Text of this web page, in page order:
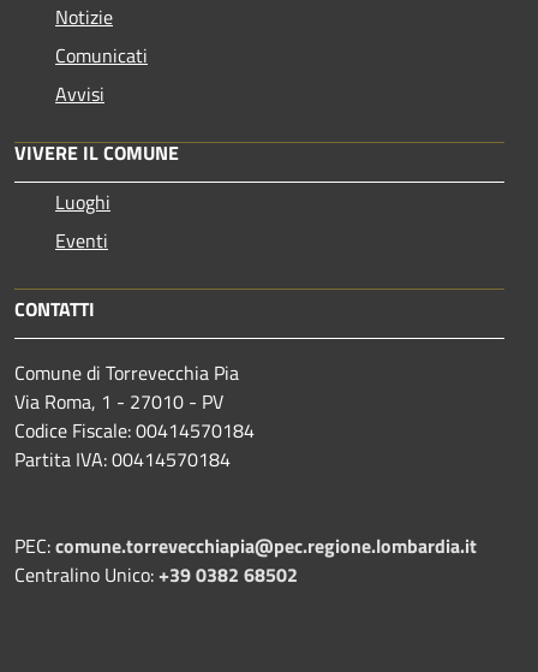
Notizie
Comunicati
Avvisi
VIVERE IL COMUNE
Luoghi
Eventi
CONTATTI
Comune di Torrevecchia Pia
Via Roma, 1 - 27010 - PV
Codice Fiscale: 00414570184
Partita IVA: 00414570184
PEC:comune.torrevecchiapia@pec.regione.lombardia.it
Centralino Unico:+39 0382 68502